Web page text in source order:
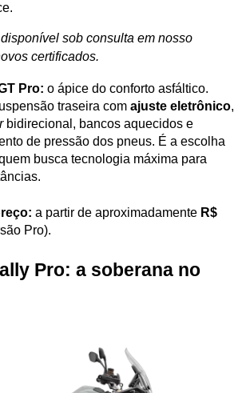
sob consulta em nosso
certificados.
Pro: o ápice do conforto asfáltico.
traseira com ajuste eletrônico
bidirecional, bancos aquecidos e
de pressão dos pneus. É a escolha
busca tecnologia máxima para
a partir de aproximadamente R$
Pro).
Pro: a soberana no